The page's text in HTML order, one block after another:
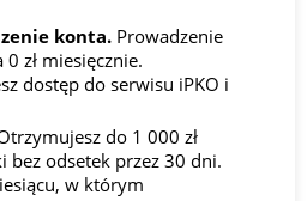
konta. Prowadzenie
zł miesięcznie.
dostęp do serwisu iPKO i
do 1 000 zł
odsetek przez 30 dni.
w którym